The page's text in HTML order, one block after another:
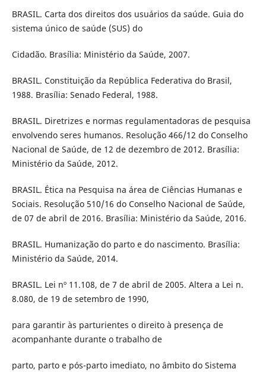
BRASIL. Carta dos direitos dos usuários da saúde. Guia do
sistema único de saúde (SUS) do
Cidadão. Brasília: Ministério da Saúde, 2007.
BRASIL. Constituição da República Federativa do Brasil,
1988. Brasília: Senado Federal, 1988.
BRASIL. Diretrizes e normas regulamentadoras de pesquisa
envolvendo seres humanos. Resolução 466/12 do Conselho
Nacional de Saúde, de 12 de dezembro de 2012. Brasília:
Ministério da Saúde, 2012.
BRASIL. Ética na Pesquisa na área de Ciências Humanas e
Sociais. Resolução 510/16 do Conselho Nacional de Saúde,
de 07 de abril de 2016. Brasília: Ministério da Saúde, 2016.
BRASIL. Humanização do parto e do nascimento. Brasília:
Ministério da Saúde, 2014.
BRASIL. Lei nº 11.108, de 7 de abril de 2005. Altera a Lei n.
8.080, de 19 de setembro de 1990,
para garantir às parturientes o direito à presença de
acompanhante durante o trabalho de
parto, parto e pós-parto imediato, no âmbito do Sistema